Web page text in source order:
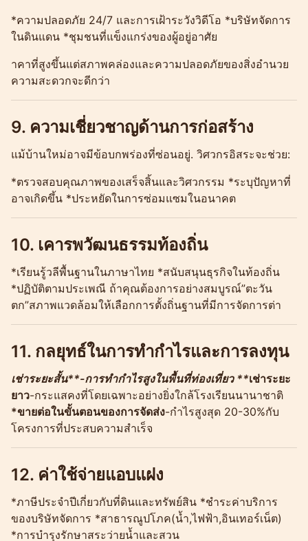
*ความปลอดภัย 24/7 และการเฝ้าระวังวิดีโอ *บริษัทจัดการ
ในดินแดน *ชุมชนที่แข็งแกร่งของผู้อยู่อาศัย
าคาที่สูงขึ้นแต่สภาพคล่องและความปลอดภัยของสิ่งอำนวย
ความสะดวกจะดีกว่า
9. ความเชี่ยวชาญด้านการก่อสร้าง
แม้บ้านใหม่อาจมีข้อบกพร่องที่ซ่อนอยู่. วิศวกรอิสระจะช่วย:
*ตรวจสอบคุณภาพของเสร็จสิ้นและวิศวกรรม *ระบุปัญหาที่
อาจเกิดขึ้น *ประหยัดในการซ่อมแซมในอนาคต
10. เคารพวัฒนธรรมท้องถิ่น
*เรียนรู้วลีพื้นฐานในภาษาไทย *สนับสนุนธุรกิจในท้องถิ่น
*ปฏิบัติตามประเพณี ถ้าคุณต้องการอย่างสมบูรณ์”ตะวัน
ตก”สภาพแวดล้อมให้เลือกการตั้งถิ่นฐานที่มีการจัดการต่า
11. กลยุทธ์ในการทำกำไรและการลงทุน
เช่าระยะสั้น**-การทำกำไรสูงในพื้นที่ท่องเที่ยว **เช่าระยะ
ยาว-กระแสคงที่โดยเฉพาะอย่างยิ่งใกล้โรงเรียนนานาชาติ
*ขายต่อในขั้นตอนของการจัดส่ง-กำไรสูงสุด 20-30%กับ
โครงการที่ประสบความสำเร็จ
12. ค่าใช้จ่ายแอบแฝง
*ภาษีประจำปีเกี่ยวกับที่ดินและทรัพย์สิน *ชำระค่าบริการ
ของบริษัทจัดการ *สาธารณูปโภค(น้ำ,ไฟฟ้า,อินเทอร์เน็ต)
*การบำรุงรักษาสระว่ายน้ำและสวน